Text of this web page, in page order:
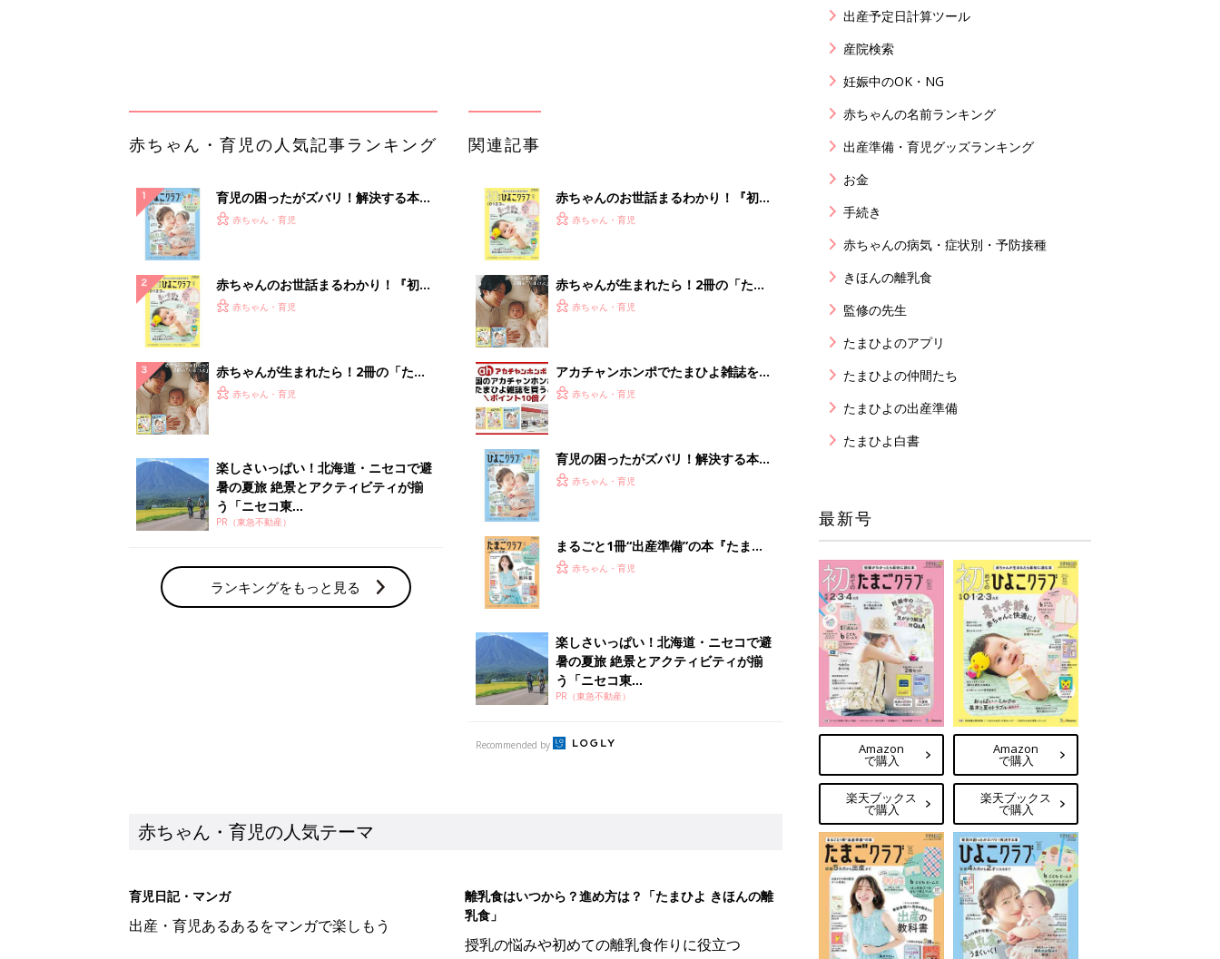
暑の夏旅 絶景とアクティビティが揃
う「ニセコ東...
PR（東急不動産）
ランキングをもっと見る
になるまで、育児に役立つ情報がいっ
ぱい！
夫婦で予習する 出産の教科書
暑の夏旅 絶景とアクティビティが揃
う「ニセコ東...
PR（東急不動産）
赤ちゃん・育児の人気テーマ
育児日記・マンガ
離乳食はいつから？進め方は？「たまひよ きほんの離
授乳の悩みや初めての離乳食作りに役立つ
子育てとお金
妊娠・出産・育児にかかる費用やもらえる補助
金・助成金を解説
8月5日生まれはこんな人 365日のお誕生日占い【鏡リュウジ監修】
赤ちゃん・育児
出産予定日計算ツール
産院検索
妊娠中のOK・NG
赤ちゃんの名前ランキング
出産準備・育児グッズランキング
お金
手続き
赤ちゃんの病気・症状別・予防接種
きほんの離乳食
監修の先生
たまひよのアプリ
たまひよの仲間たち
たまひよの出産準備
たまひよ白書
最新号
Amazon
で購入
楽天ブックス
で購入
Amazon
で購入
楽天ブックス
で購入